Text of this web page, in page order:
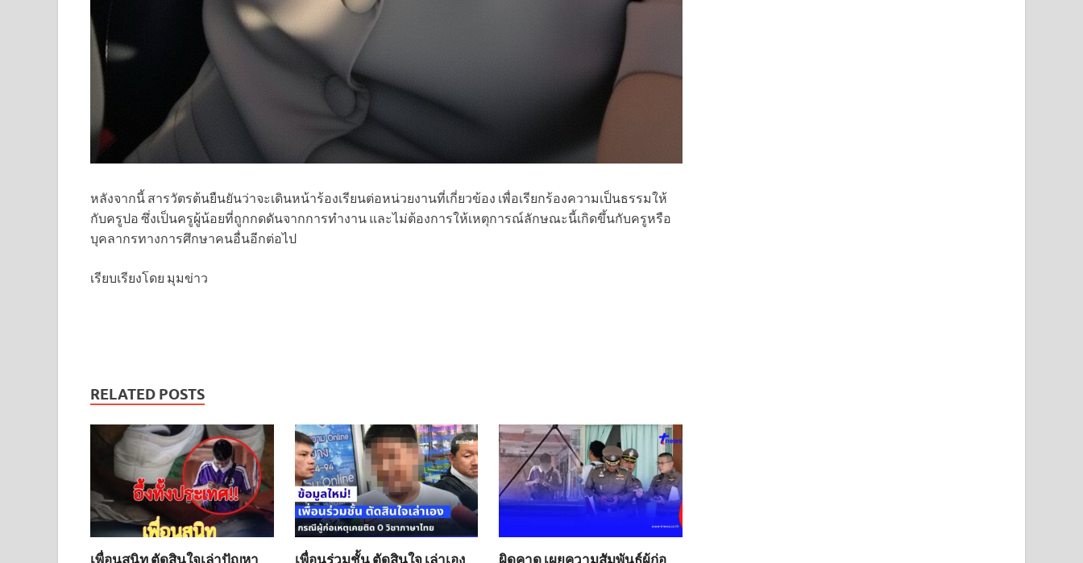
หลังจากนี้ สารวัตรต้นยืนยันว่าจะเดินหน้าร้องเรียนต่อหน่วยงานที่เกี่ยวข้อง เพื่อเรียกร้องความเป็นธรรมให้
กับครูปอ ซึ่งเป็นครูผู้น้อยที่ถูกกดดันจากการทำงาน และไม่ต้องการให้เหตุการณ์ลักษณะนี้เกิดขึ้นกับครูหรือ
บุคลากรทางการศึกษาคนอื่นอีกต่อไป
เรียบเรียงโดย มุมข่าว
RELATED POSTS